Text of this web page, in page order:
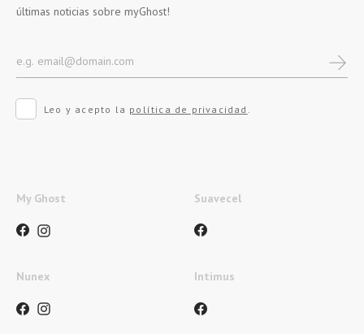
últimas noticias sobre myGhost!
Leo y acepto la política de privacidad
My Ghost Suavecel
Nunex Intimus